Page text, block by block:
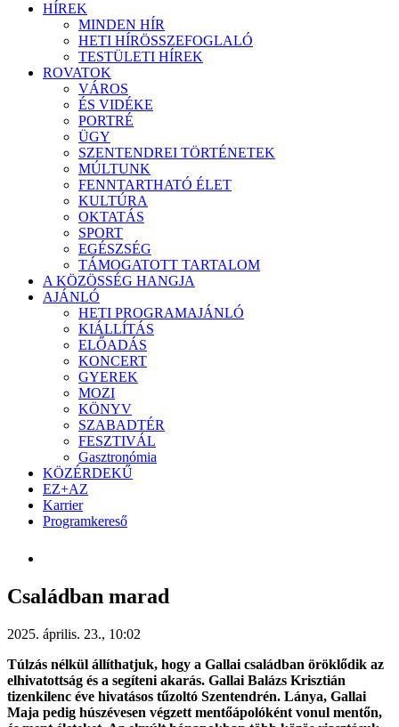
HÍREK
MINDEN HÍR
HETI HÍRÖSSZEFOGLALÓ
TESTÜLETI HÍREK
ROVATOK
VÁROS
ÉS VIDÉKE
PORTRÉ
ÜGY
SZENTENDREI TÖRTÉNETEK
MÚLTUNK
FENNTARTHATÓ ÉLET
KULTÚRA
OKTATÁS
SPORT
EGÉSZSÉG
TÁMOGATOTT TARTALOM
A KÖZÖSSÉG HANGJA
AJÁNLÓ
HETI PROGRAMAJÁNLÓ
KIÁLLÍTÁS
ELŐADÁS
KONCERT
GYEREK
MOZI
KÖNYV
SZABADTÉR
FESZTIVÁL
Gasztronómia
KÖZÉRDEKŰ
EZ+AZ
Karrier
Programkereső
Családban marad
2025. április. 23., 10:02
Túlzás nélkül állíthatjuk, hogy a Gallai családban öröklődik az
elhivatottság és a segíteni akarás. Gallai Balázs Krisztián
tizenkilenc éve hivatásos tűzoltó Szentendrén. Lánya, Gallai
Maja pedig húszévesen végzett mentőápolóként vonul mentőn,